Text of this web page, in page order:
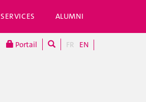
SERVICES ALUMNI
Portail FR EN